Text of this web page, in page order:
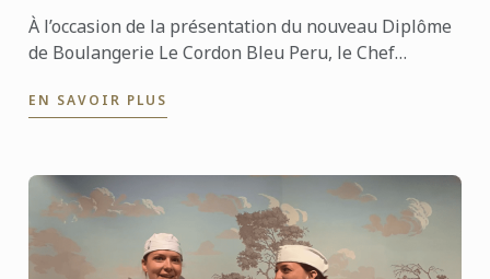
À l’occasion de la présentation du nouveau Diplôme
de Boulangerie Le Cordon Bleu Peru, le Chef
savoir-faire de ...
EN SAVOIR PLUS